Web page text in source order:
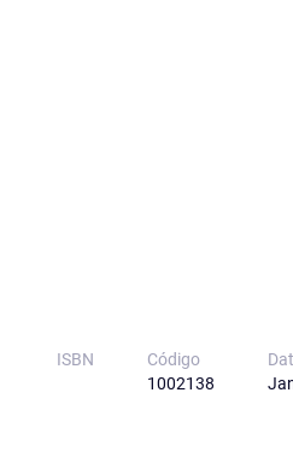
ISBN
Código
1002138